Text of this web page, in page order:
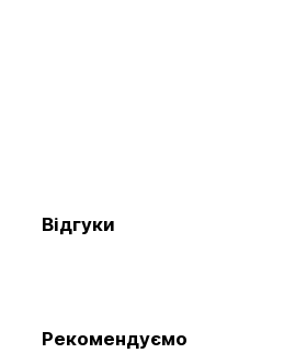
Відгуки
Рекомендуємо